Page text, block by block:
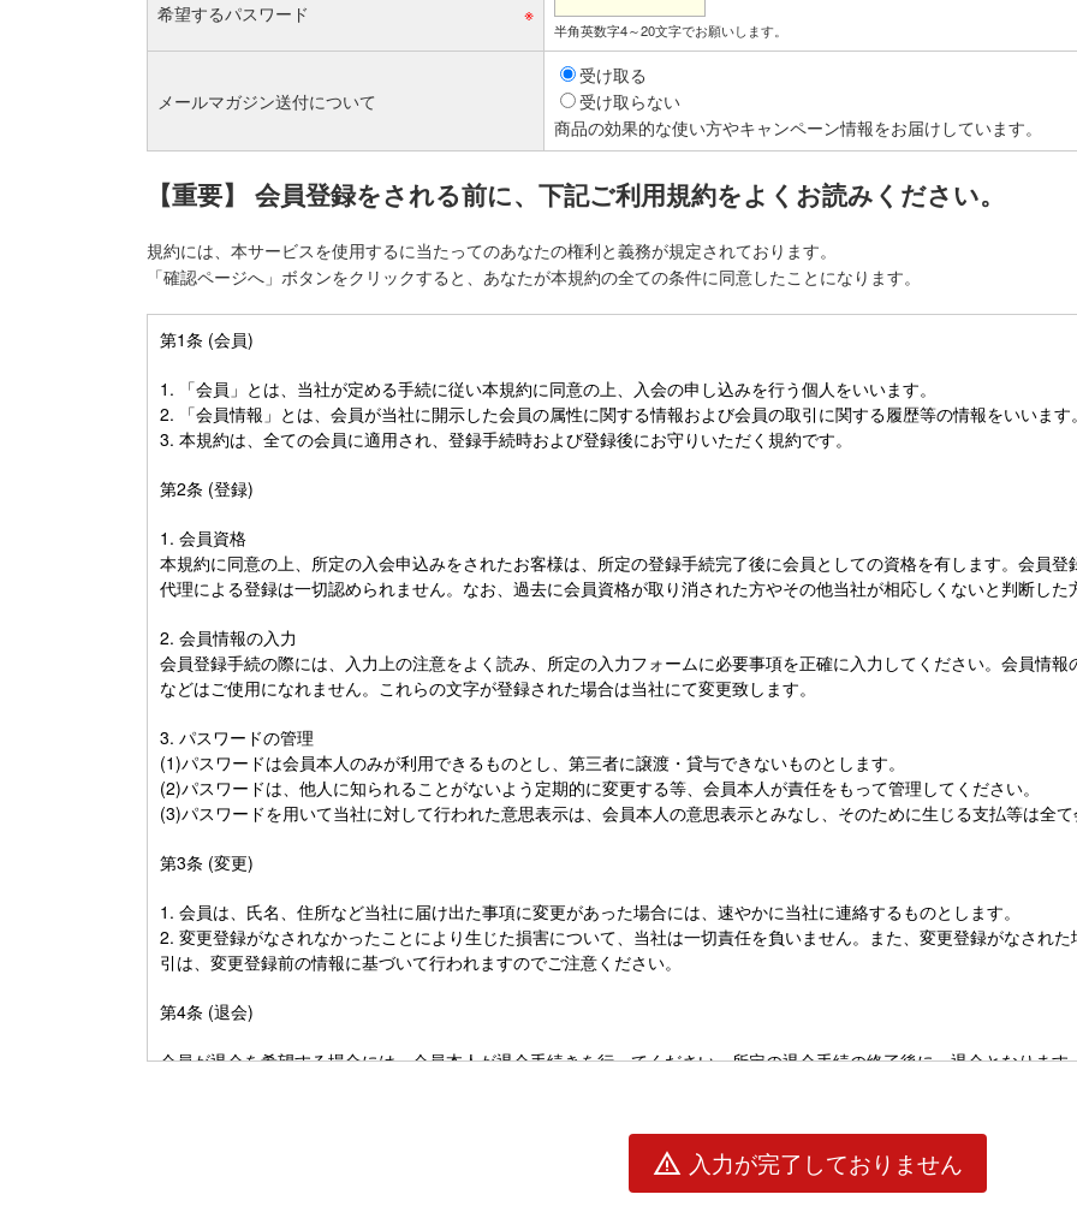
希望するパスワード ※
半角英数字4～20文字でお願いします。
メールマガジン送付について
受け取る
受け取らない
商品の効果的な使い方やキャンペーン情報をお届けしています。
【重要】 会員登録をされる前に、下記ご利用規約をよくお読みください。
規約には、本サービスを使用するに当たってのあなたの権利と義務が規定されております。
「確認ページへ」ボタンをクリックすると、あなたが本規約の全ての条件に同意したことになります。
warning 入力が完了しておりません